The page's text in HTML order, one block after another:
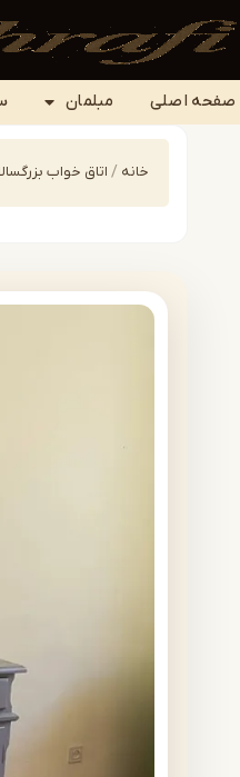
صفحه اصلی مبلمان
خانه / اتاق خواب